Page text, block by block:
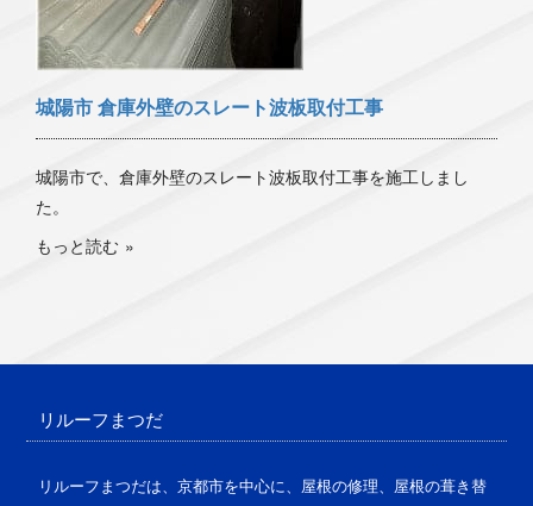
城陽市 倉庫外壁のスレート波板取付工事
城陽市で、倉庫外壁のスレート波板取付工事を施工しまし
た。
もっと読む
リルーフまつだ
リルーフまつだは、京都市を中心に、屋根の修理、屋根の葺き替